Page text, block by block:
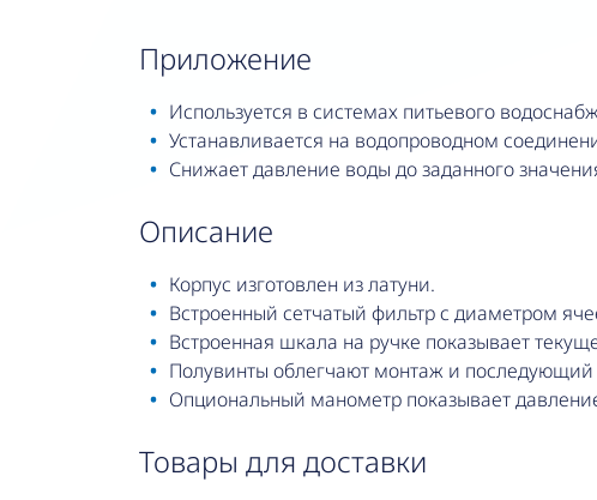
приложение
Используется в системах питьевого
Устанавливается на водопроводном
Снижает давление воды до заданного
описание
Корпус изготовлен из латуни.
Встроенный сетчатый фильтр с диаметром
Встроенная шкала на ручке показывает
Полувинты облегчают монтаж и
Опциональный манометр показывает
товары для доставки